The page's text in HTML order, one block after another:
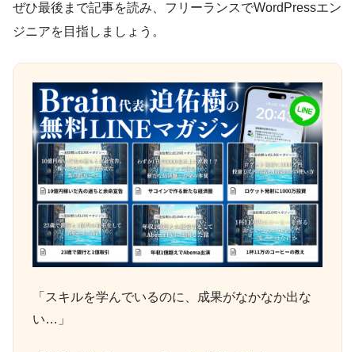
ぜひ最後まで記事を読み、フリーランスでWordPressエン
ジニアを目指しましょう。
「スキルを学んでいるのに、成果がなかなか出な
い…」